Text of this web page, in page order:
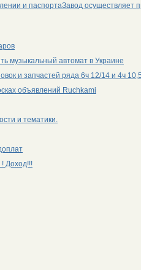
и паспортаЗавод осуществляет
музыкальный автомат в Украине
и запчастей ряда 6ч 12/14 и 4ч
объявлений Ruchkami
и тематики.
Доход!!!